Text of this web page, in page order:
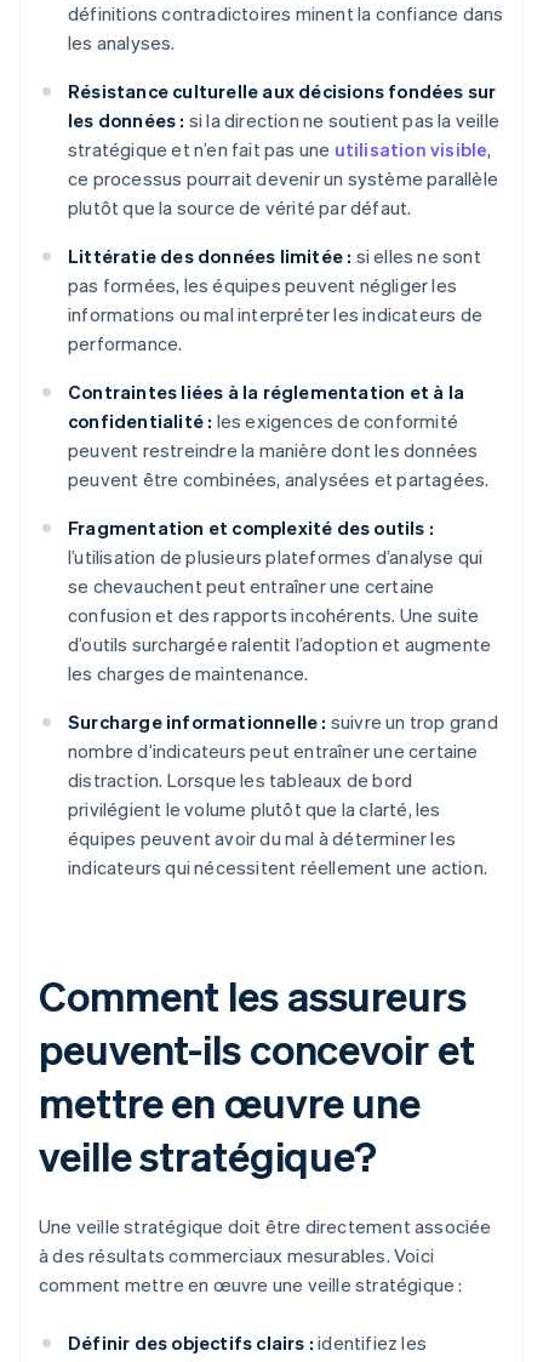
définitions contradictoires minent la confiance dans
les analyses.
Résistance culturelle aux décisions fondées sur
les données : si la direction ne soutient pas la veille
stratégique et n’en fait pas une utilisation visible,
ce processus pourrait devenir un système parallèle
plutôt que la source de vérité par défaut.
Littératie des données limitée : si elles ne sont
pas formées, les équipes peuvent négliger les
informations ou mal interpréter les indicateurs de
performance.
Contraintes liées à la réglementation et à la
confidentialité : les exigences de conformité
peuvent restreindre la manière dont les données
peuvent être combinées, analysées et partagées.
Fragmentation et complexité des outils :
l’utilisation de plusieurs plateformes d’analyse qui
se chevauchent peut entraîner une certaine
confusion et des rapports incohérents. Une suite
d’outils surchargée ralentit l’adoption et augmente
les charges de maintenance.
Surcharge informationnelle : suivre un trop grand
nombre d’indicateurs peut entraîner une certaine
distraction. Lorsque les tableaux de bord
privilégient le volume plutôt que la clarté, les
équipes peuvent avoir du mal à déterminer les
indicateurs qui nécessitent réellement une action.
Comment les assureurs
peuvent-ils concevoir et
mettre en œuvre une
veille stratégique?
Une veille stratégique doit être directement associée
à des résultats commerciaux mesurables. Voici
comment mettre en œuvre une veille stratégique :
Définir des objectifs clairs : identifiez les